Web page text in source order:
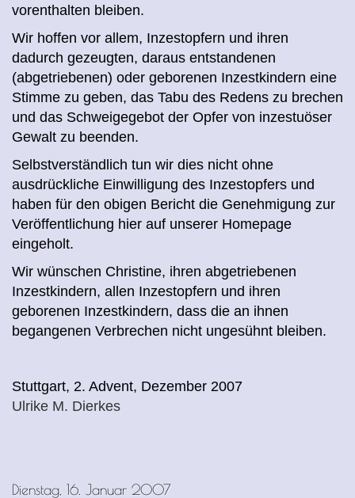
vorenthalten bleiben.
Wir hoffen vor allem, Inzestopfern und ihren
dadurch gezeugten, daraus entstandenen
(abgetriebenen) oder geborenen Inzestkindern eine
Stimme zu geben, das Tabu des Redens zu brechen
und das Schweigegebot der Opfer von inzestuöser
Gewalt zu beenden.
Selbstverständlich tun wir dies nicht ohne
ausdrückliche Einwilligung des Inzestopfers und
haben für den obigen Bericht die Genehmigung zur
Veröffentlichung hier auf unserer Homepage
eingeholt.
Wir wünschen Christine, ihren abgetriebenen
Inzestkindern, allen Inzestopfern und ihren
geborenen Inzestkindern, dass die an ihnen
begangenen Verbrechen nicht ungesühnt bleiben.
Stuttgart, 2. Advent, Dezember 2007
Ulrike M. Dierkes
Dienstag, 16. Januar 2007